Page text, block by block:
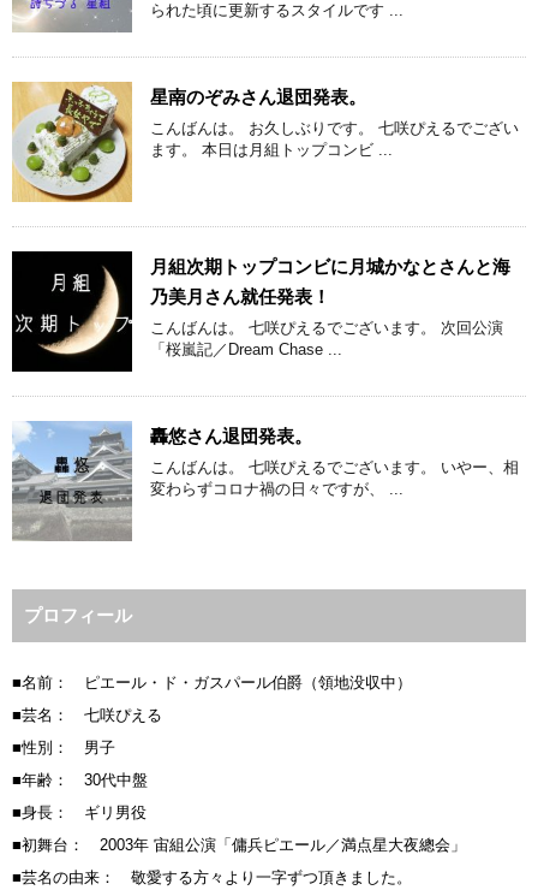
られた頃に更新するスタイルです ...
星南のぞみさん退団発表。
こんばんは。 お久しぶりです。 七咲ぴえるでござい
ます。 本日は月組トップコンビ ...
月組次期トップコンビに月城かなとさんと海
乃美月さん就任発表！
こんばんは。 七咲ぴえるでございます。 次回公演
「桜嵐記／Dream Chase ...
轟悠さん退団発表。
こんばんは。 七咲ぴえるでございます。 いやー、相
変わらずコロナ禍の日々ですが、 ...
プロフィール
■名前： ピエール・ド・ガスパール伯爵（領地没収中）
■芸名： 七咲ぴえる
■性別： 男子
■年齢： 30代中盤
■身長： ギリ男役
■初舞台： 2003年 宙組公演「傭兵ピエール／満点星大夜總会」
■芸名の由来： 敬愛する方々より一字ずつ頂きました。